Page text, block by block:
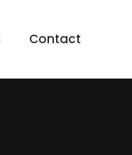
Contact